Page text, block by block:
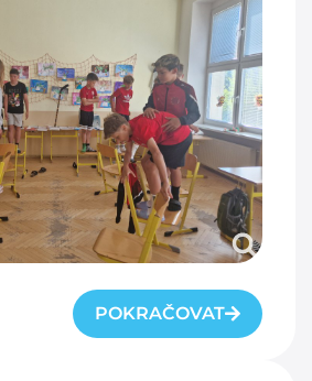
POKRAČOVAT